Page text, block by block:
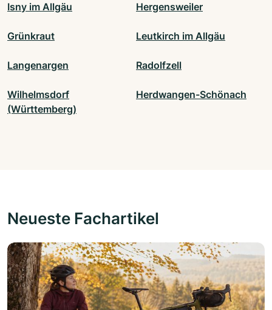
Isny im Allgäu Hergensweiler
Grünkraut Leutkirch im Allgäu
Langenargen Radolfzell
Wilhelmsdorf
(Württemberg)
Herdwangen-Schönach
Neueste Fachartikel